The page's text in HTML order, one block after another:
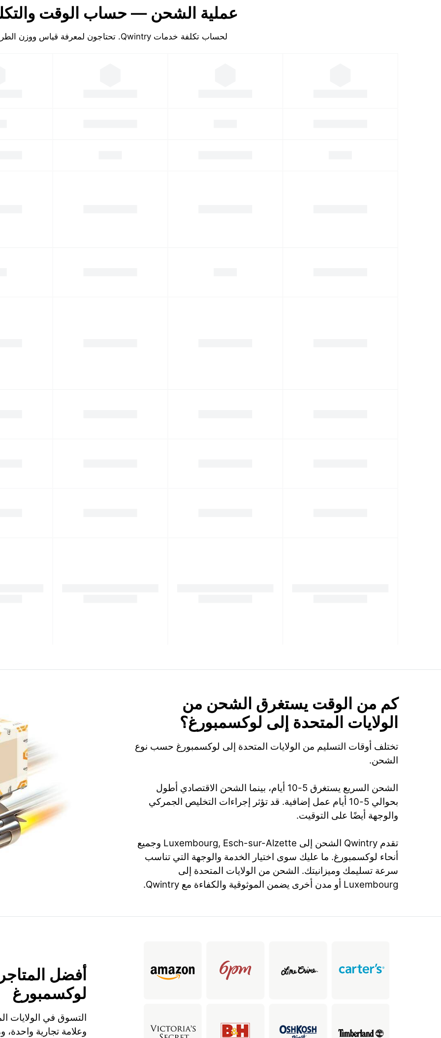
عملية الشحن — حساب الوقت
لحساب تكلفة خدمات Qwintry. تحتاجون لمعرفة قياس ووزن الطرد!
كم من الوقت يستغرق الشحن من
الولايات المتحدة إلى لوكسمبورغ؟
تختلف أوقات التسليم من الولايات المتحدة إلى لوكسمبورغ حسب نوع
الشحن.
الشحن السريع يستغرق 5-10 أيام، بينما الشحن الاقتصادي أطول
بحوالي 5-10 أيام عمل إضافية. قد تؤثر إجراءات التخليص الجمركي
والوجهة أيضًا على التوقيت.
تقدم Qwintry الشحن إلى Luxembourg, Esch-sur-Alzette وجميع
أنحاء لوكسمبورغ. ما عليك سوى اختيار الخدمة والوجهة التي تناسب
سرعة تسليمك وميزانيتك. الشحن من الولايات المتحدة إلى
Luxembourg أو مدن أخرى يضمن الموثوقية والكفاءة مع Qwintry.
أفضل
لوكسمبورغ
التسوق في الولايات
وعلامة تجارية